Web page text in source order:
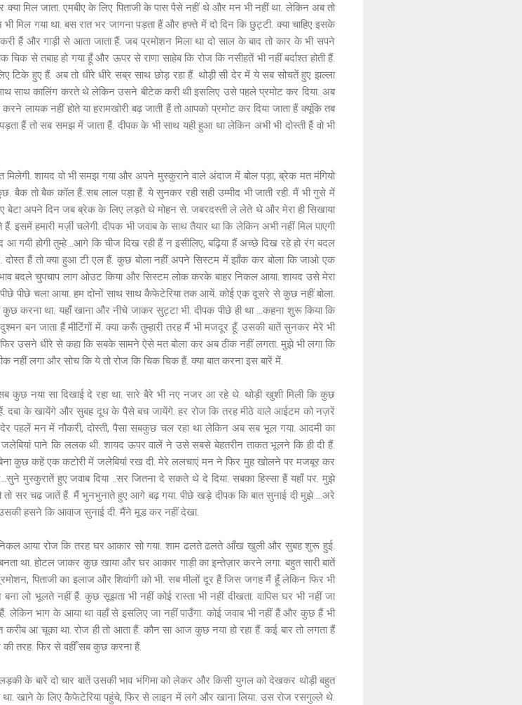
मिल जाता. एमबीए के लिए पिताजी के पास पैसे नहीं थे और मन भी नहीं था. लेकिन अब तो
मिल गया था. बस रात भर जागना पड़ता हैं और हफ्ते में दो दिन कि छुट्टी. क्या चाहिए इसके
हैं और गाड़ी से आता जाता हैं. जब प्रमोशन मिला था दो साल के बाद तो कार के भी सपने
तबाह हो गया हूँ और ऊपर से राणा साहेब कि रोज कि नसीहतें भी नहीं बर्दाश्त होती हैं.
हुए हैं. अब तो धीरे धीरे सब्र साथ छोड़ रहा हैं. थोड़ी सी देर में ये सब सोचतें हुए झल्ला
साथ कालिंग करते थे लेकिन उसने बीटेक करी थी इसलिए उसे पहले प्रमोट कर दिया. अब
लायक नहीं होते या हरामखोरी बढ़ जाती हैं तो आपको प्रमोट कर दिया जाता हैं क्यूंकि तब
हैं तो सब समझ में जाता हैं. दीपक के भी साथ यही हुआ था लेकिन अभी भी दोस्ती हैं वो भी
शायद वो भी समझ गया और अपने मुस्कुराने वाले अंदाज में बोल पड़ा, ब्रेक मत मंगियो
तो बैक कॉल हैं..सब लाल पड़ा हैं. ये सुनकर रही सही उम्मीद भी जाती रही. मैं भी गुसे में
बेटा अपने दिन जब ब्रेक के लिए लड़ते थे मोहन से. जबरदस्ती ले लेते थे और मेरा ही सिखाया
हमारी मर्ज़ी चलेगी. दीपक भी जवाब के साथ तैयार था कि लेकिन अभी नहीं मिल पाएगी
आ गयी होगी तुम्हे ..आगे कि चीज दिख रही हैं न इसीलिए, बढ़िया हैं अच्छे दिख रहे हो रंग बदल
हैं तो क्या हुआ टी एल हैं. कुछ बोला नहीं अपने सिस्टम में झाँक कर बोला कि जाओ एक
बदले चुपचाप लाग ओउट किया और सिस्टम लोक करके बाहर निकल आया. शायद उसे मेरा
पीछे पीछे चला आया. हम दोनों साथ साथ कैफेटेरिया तक आयें. कोई एक दूसरे से कुछ नहीं बोला.
करना था. यहाँ खाना और नीचे जाकर सुट्टा भी. दीपक पीछे ही था ...कहना शुरू किया कि
बन जाता हैं मीटिंगों में. क्या करूँ तुम्हारी तरह मैं भी मजदूर हूँ. उसकी बातें सुनकर मेरे भी
उसने धीरे से कहा कि सबके सामने ऐसे मत बोला कर अब ठीक नहीं लगता. मुझे भी लगा कि
नहीं लगा और सोच कि ये तो रोज कि चिक चिक हैं. क्या बात करना इस बारें में.
नया सा दिखाई दे रहा था. सारे बैरे भी नए नजर आ रहे थे. थोड़ी खुशी मिली कि कुछ
दबा के खायेंगे और सुबह दूध के पैसे बच जायेंगे. हर रोज कि तरह मीठे वाले आईटम को नज़रें
पहलें मन में नौकरी, दोस्ती, पैसा सबकुछ चल रहा था लेकिन अब सब भूल गया. आदमी का
जलेबियां पाने कि ललक थी. शायद ऊपर वालें ने उसे सबसे बेहतरीन ताकत भूलने कि ही दी हैं.
कुछ कहें एक कटोरी में जलेबियां रख दी. मेरे ललचाएं मन ने फिर मुह खोलने पर मजबूर कर
मुस्कुरातें हुए जवाब दिया ..सर जितना दे सकते थे दे दिया. सबका हिस्सा हैं यहाँ पर. मुझे
सर चढ जातें हैं. मैं भुनभुनाते हुए आगे बढ़ गया. पीछे खड़े दीपक कि बात सुनाई दी मुझे ...अरे
उसकी हसने कि आवाज सुनाई दी. मैंने मूड कर नहीं देखा.
निकल आया रोज कि तरह घर आकार सो गया. शाम ढलते ढलते आँख खुली और सुबह शुरू हुई.
था. होटल जाकर कुछ खाया और घर आकार गाड़ी का इन्तेज़ार करने लगा. बहुत सारी बातें
प्रमोशन, पिताजी का इलाज और शिवांगी को भी. सब मीलों दूर हैं जिस जगह मैं हूँ लेकिन फिर भी
भूलते नहीं हैं. कुछ सूझता भी नहीं कोई रास्ता भी नहीं दीखता. वापिस घर भी नहीं जा
लेकिन भाग के आया था वहाँ से इसलिए जा नहीं पाउँगा. कोई जवाब भी नहीं हैं और कुछ हैं भी
करीब आ चूका था. रोज ही तो आता हैं. कौन सा आज कुछ नया हो रहा हैं. कई बार तो लगता हैं
की तरह. फिर से वहीँ सब कुछ करना हैं.
के बारें दो चार बातें उसकी भाव भंगिमा को लेकर और किसी युगल को देखकर थोड़ी बहुत
था. खाने के लिए कैफेटेरिया पहुंचे, फिर से लाइन में लगे और खाना लिया. उस रोज रसगुल्ले थे.